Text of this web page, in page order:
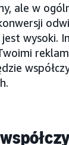
ale w
wysoki.